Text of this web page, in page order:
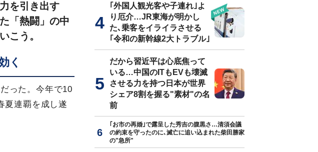
を引き出す
「熱闘」の中
こう。
く
った。今年で10
夏連覇を成し遂
｢外国人観光客や子連れ｣よ
り厄介…JR東海が明かし
た､乗客をイライラさせる
｢令和の新幹線2大トラブル｣
だから習近平は心底焦って
いる…中国のITもEVも壊滅
させる力を持つ日本が世界
シェア8割を握る"素材"の名
前
｢お市の再婚｣で露呈した秀吉の腹黒さ…清須会議
の約束を守ったのに､滅亡に追い込まれた柴田勝家
の"急所"